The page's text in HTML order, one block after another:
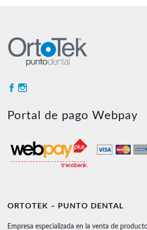
Portal de pago Webpay
ORTOTEK – PUNTO DENTAL
Empresa especializada en la venta de